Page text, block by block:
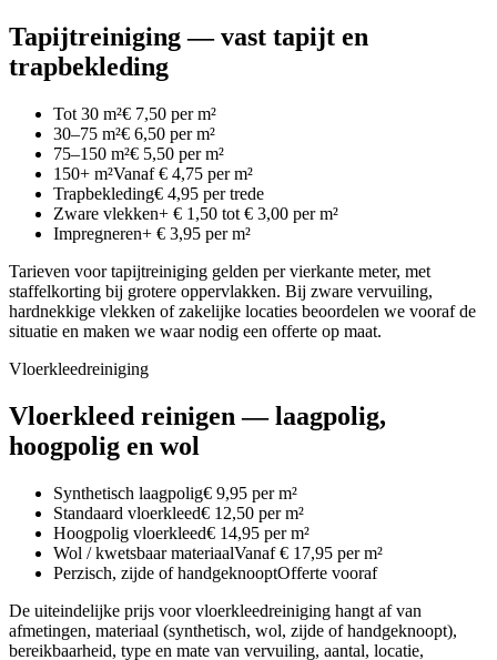
Tapijtreiniging — vast tapijt en
trapbekleding
Tot 30 m²€ 7,50 per m²
30–75 m²€ 6,50 per m²
75–150 m²€ 5,50 per m²
150+ m²Vanaf € 4,75 per m²
Trapbekleding€ 4,95 per trede
Zware vlekken+ € 1,50 tot € 3,00 per m²
Impregneren+ € 3,95 per m²
Tarieven voor tapijtreiniging gelden per vierkante meter, met
staffelkorting bij grotere oppervlakken. Bij zware vervuiling,
hardnekkige vlekken of zakelijke locaties beoordelen we vooraf de
situatie en maken we waar nodig een offerte op maat.
Vloerkleedreiniging
Vloerkleed reinigen — laagpolig,
hoogpolig en wol
Synthetisch laagpolig€ 9,95 per m²
Standaard vloerkleed€ 12,50 per m²
Hoogpolig vloerkleed€ 14,95 per m²
Wol / kwetsbaar materiaalVanaf € 17,95 per m²
Perzisch, zijde of handgeknooptOfferte vooraf
De uiteindelijke prijs voor vloerkleedreiniging hangt af van
afmetingen, materiaal (synthetisch, wol, zijde of handgeknoopt),
bereikbaarheid, type en mate van vervuiling, aantal, locatie,